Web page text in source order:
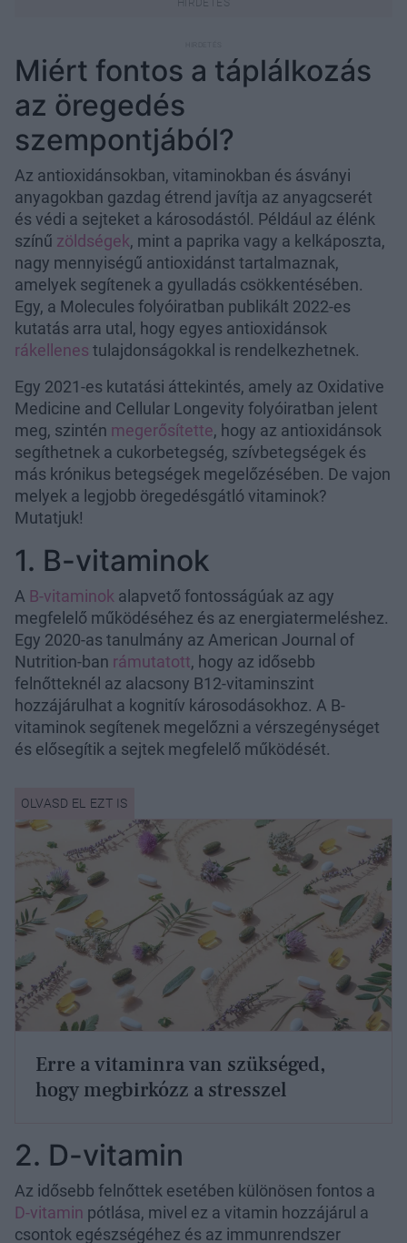
Miért fontos a táplálkozás
az öregedés
szempontjából?
Az antioxidánsokban, vitaminokban és ásványi
anyagokban gazdag étrend javítja az anyagcserét
és védi a sejteket a károsodástól. Például az élénk
színű zöldségek, mint a paprika vagy a kelkáposzta,
nagy mennyiségű antioxidánst tartalmaznak,
amelyek segítenek a gyulladás csökkentésében.
Egy, a Molecules folyóiratban publikált 2022-es
kutatás arra utal, hogy egyes antioxidánsok
rákellenes tulajdonságokkal is rendelkezhetnek.
Egy 2021-es kutatási áttekintés, amely az Oxidative
Medicine and Cellular Longevity folyóiratban jelent
meg, szintén megerősítette, hogy az antioxidánsok
segíthetnek a cukorbetegség, szívbetegségek és
más krónikus betegségek megelőzésében. De vajon
melyek a legjobb öregedésgátló vitaminok?
Mutatjuk!
1. B-vitaminok
A B-vitaminok alapvető fontosságúak az agy
megfelelő működéséhez és az energiatermeléshez.
Egy 2020-as tanulmány az American Journal of
Nutrition-ban rámutatott, hogy az idősebb
felnőtteknél az alacsony B12-vitaminszint
hozzájárulhat a kognitív károsodásokhoz. A B-
vitaminok segítenek megelőzni a vérszegénységet
és elősegítik a sejtek megfelelő működését.
Erre a vitaminra van szükséged,
hogy megbirkózz a stresszel
2. D-vitamin
Az idősebb felnőttek esetében különösen fontos a
D-vitamin pótlása, mivel ez a vitamin hozzájárul a
csontok egészségéhez és az immunrendszer